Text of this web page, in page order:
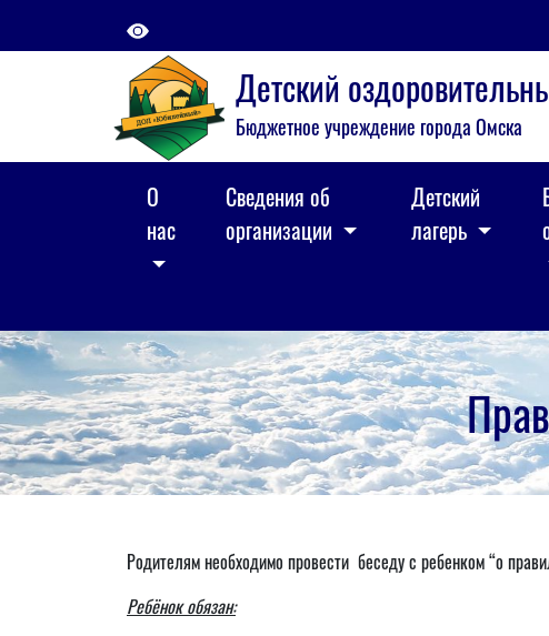
Детский
Бюджетное учреждение города Омска
О
нас
Сведения об
организации
Детский
лагерь
Родителям необходимо провести беседу с ребенком “о
Ребёнок обязан: